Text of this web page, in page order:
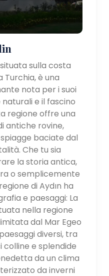
situata sulla costa
è una
nota per i suoi
e il fascino
regione offre una
antiche rovine,
baciate dal
Che tu sia
la storia antica,
o semplicemente
di Aydın ha
e paesaggi: La
nella regione
dal Mar Egeo
diversi, tra
e splendide
da un clima
da inverni